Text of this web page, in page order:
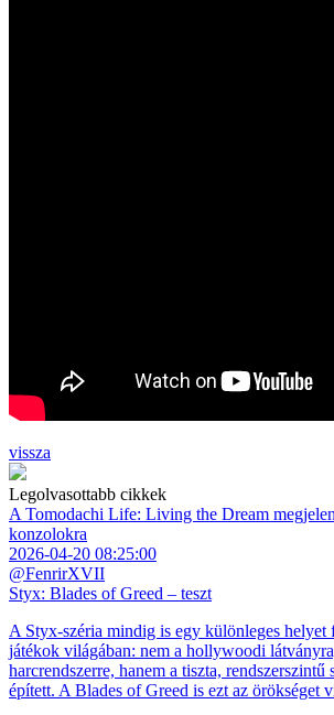
vissza
Legolvasottabb cikkek
A Tomodachi Life: Living the Dream
konzolokra
2026-04-20 08:25:00
@FenrirXVII
Styx: Blades of Greed – teszt
A Styx-széria mindig is egy különleges helyet
játékok világában: nem a hollywoodi
harcrendszerre, hanem a tiszta, rendszerszintű
épített. A Blades of Greed is ezt az örökséget